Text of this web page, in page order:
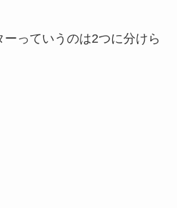
っていうのは2つに分けら